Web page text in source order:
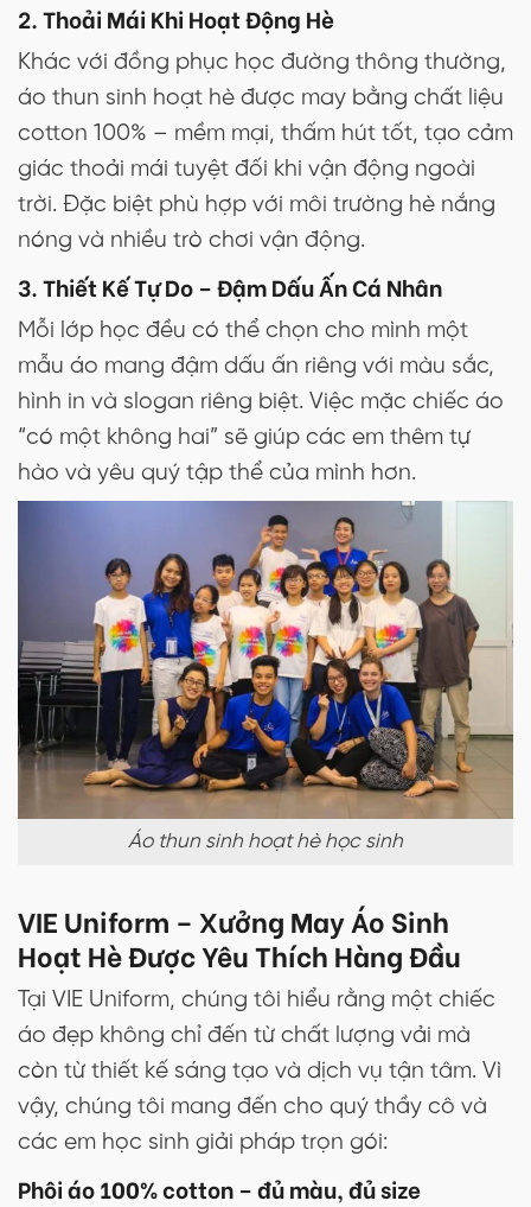
2. Thoải Mái Khi Hoạt Động Hè
Khác với đồng phục học đường thông thường,
áo thun sinh hoạt hè được may bằng chất liệu
cotton 100% – mềm mại, thấm hút tốt, tạo cảm
giác thoải mái tuyệt đối khi vận động ngoài
trời. Đặc biệt phù hợp với môi trường hè nắng
nóng và nhiều trò chơi vận động.
3. Thiết Kế Tự Do – Đậm Dấu Ấn Cá Nhân
Mỗi lớp học đều có thể chọn cho mình một
mẫu áo mang đậm dấu ấn riêng với màu sắc,
hình in và slogan riêng biệt. Việc mặc chiếc áo
“có một không hai” sẽ giúp các em thêm tự
hào và yêu quý tập thể của mình hơn.
Áo thun sinh hoạt hè học sinh
VIE Uniform – Xưởng May Áo Sinh
Hoạt Hè Được Yêu Thích Hàng Đầu
Tại VIE Uniform, chúng tôi hiểu rằng một chiếc
áo đẹp không chỉ đến từ chất lượng vải mà
còn từ thiết kế sáng tạo và dịch vụ tận tâm. Vì
vậy, chúng tôi mang đến cho quý thầy cô và
các em học sinh giải pháp trọn gói:
Phôi áo 100% cotton – đủ màu, đủ size